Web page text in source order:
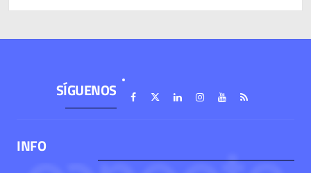
SÍGUENOS
INFO